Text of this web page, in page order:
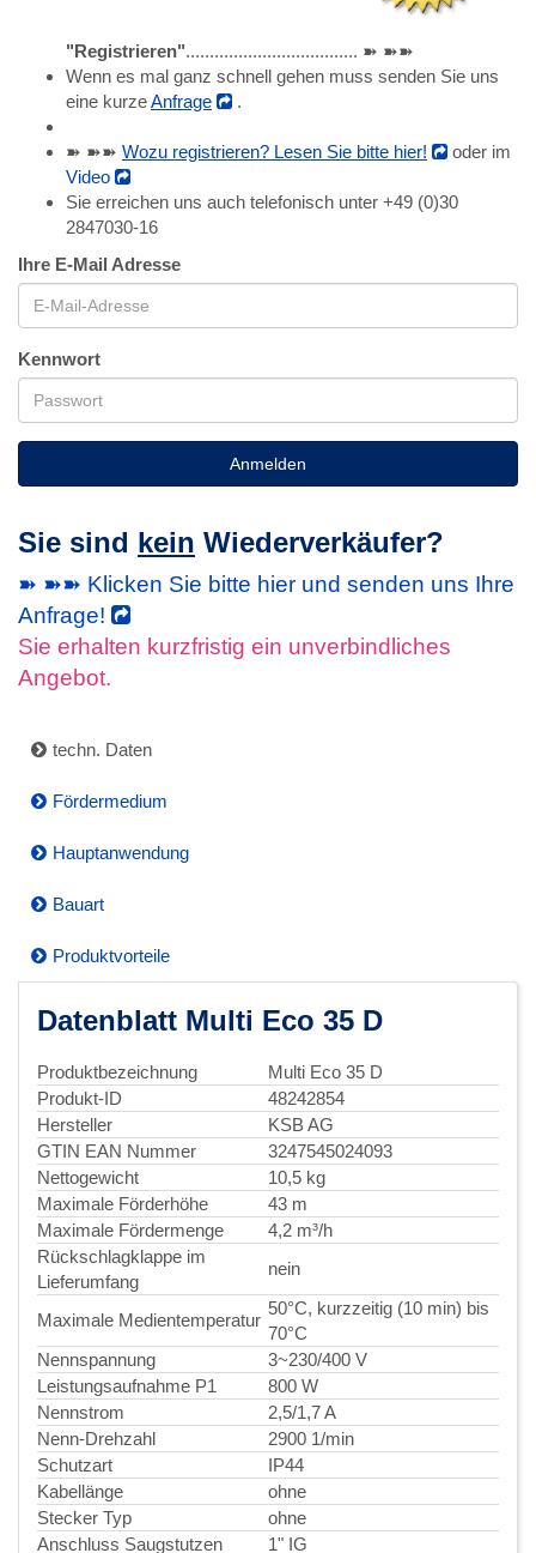
"Registrieren".................................... ➽ ➽➽
Wenn es mal ganz schnell gehen muss senden Sie uns
eine kurzeAnfrage .
➽ ➽➽ Wozu registrieren? Lesen Sie bitte hier!
oder im
Video
Sie erreichen uns auch telefonisch unter +49 (0)30
2847030-16
Ihre E-Mail Adresse
Kennwort
Anmelden
Sie sind kein Wiederverkäufer?
➽ ➽➽ Klicken Sie bitte hier und senden uns Ihre
Anfrage!
Sie erhalten kurzfristig ein unverbindliches
Angebot.
techn. Daten
Fördermedium
Hauptanwendung
Bauart
Produktvorteile
Datenblatt Multi Eco 35 D
Produktbezeichnung
Multi Eco 35 D
Produkt-ID
48242854
Hersteller
KSB AG
GTIN EAN Nummer
3247545024093
Nettogewicht
10,5 kg
Maximale Förderhöhe
43 m
Maximale Fördermenge
4,2 m³/h
Rückschlagklappe im
Lieferumfang
nein
Maximale Medientemperatur
50°C, kurzzeitig (10 min) bis
70°C
Nennspannung
3~230/400 V
Leistungsaufnahme P1
800 W
Nennstrom
2,5/1,7 A
Nenn-Drehzahl
2900 1/min
Schutzart
IP44
Kabellänge
ohne
Stecker Typ
ohne
Anschluss Saugstutzen
1" IG